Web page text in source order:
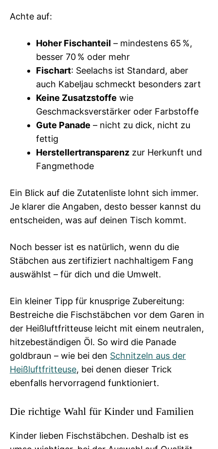
Achte auf:
Hoher Fischanteil – mindestens 65 %,
besser 70 % oder mehr
Fischart: Seelachs ist Standard, aber
auch Kabeljau schmeckt besonders zart
Keine Zusatzstoffe wie
Geschmacksverstärker oder Farbstoffe
Gute Panade – nicht zu dick, nicht zu
fettig
Herstellertransparenz zur Herkunft und
Fangmethode
Ein Blick auf die Zutatenliste lohnt sich immer.
Je klarer die Angaben, desto besser kannst du
entscheiden, was auf deinen Tisch kommt.
Noch besser ist es natürlich, wenn du die
Stäbchen aus zertifiziert nachhaltigem Fang
auswählst – für dich und die Umwelt.
Ein kleiner Tipp für knusprige Zubereitung:
Bestreiche die Fischstäbchen vor dem Garen in
der Heißluftfritteuse leicht mit einem neutralen,
hitzebeständigen Öl. So wird die Panade
goldbraun – wie bei den Schnitzeln aus der
Heißluftfritteuse, bei denen dieser Trick
ebenfalls hervorragend funktioniert.
Die richtige Wahl für Kinder und Familien
Kinder lieben Fischstäbchen. Deshalb ist es